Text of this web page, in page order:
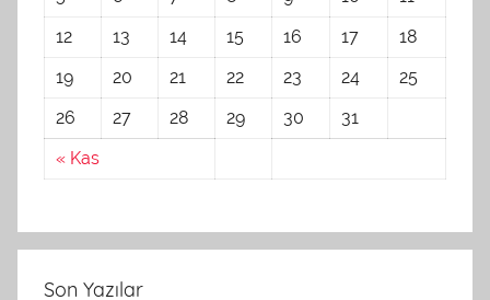
« Kas
12
13 14 15 16 17
18
19
20 21 22 23 24
25
26
27 28 29 30 31
Son Yazılar